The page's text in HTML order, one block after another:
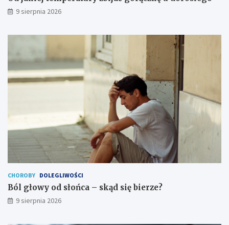
a
ć
o
ą
z
k
d
r
o
s
ł
e
g
o
ę
b
e
z
?
9 sierpnia 2026
CHOROBY DOLEGLIWOŚCI
Ból głowy od słońca – skąd się bierze?
9 sierpnia 2026